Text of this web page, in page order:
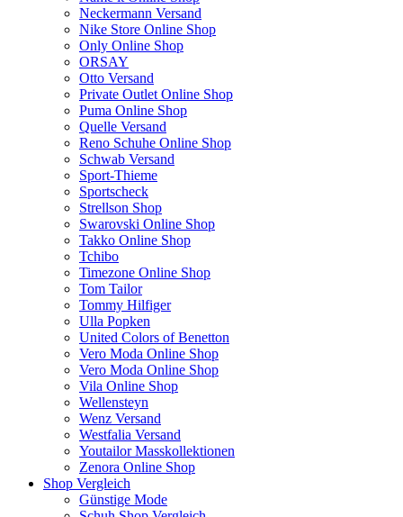
Neckermann Versand
Nike Store Online Shop
Only Online Shop
ORSAY
Otto Versand
Private Outlet Online Shop
Puma Online Shop
Quelle Versand
Reno Schuhe Online Shop
Schwab Versand
Sport-Thieme
Sportscheck
Strellson Shop
Swarovski Online Shop
Takko Online Shop
Tchibo
Timezone Online Shop
Tom Tailor
Tommy Hilfiger
Ulla Popken
United Colors of Benetton
Vero Moda Online Shop
Vero Moda Online Shop
Vila Online Shop
Wellensteyn
Wenz Versand
Westfalia Versand
Youtailor Masskollektionen
Zenora Online Shop
Shop Vergleich
Günstige Mode